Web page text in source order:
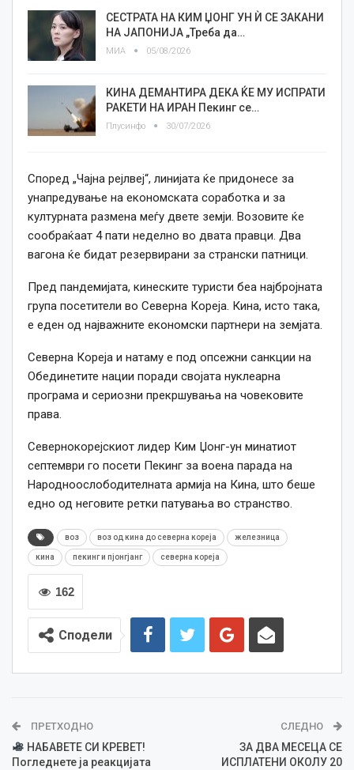
СЕСТРАТА НА КИМ ЏОНГ УН Ѝ СЕ ЗАКАНИ
НА ЈАПОНИЈА „Треба да…
МИА 05/08/2026
КИНА ДЕМАНТИРА ДЕКА ЌЕ МУ ИСПРАТИ
РАКЕТИ НА ИРАН Пекинг се…
Плусинфо 30/07/2026
Според „Чајна рејлвеј“, линијата ќе придонесе за
унапредување на економската соработка и за
културната размена меѓу двете земји. Возовите ќе
сообраќаат 4 пати неделно во двата правци. Два
вагона ќе бидат резервирани за странски патници.
Пред пандемијата, кинеските туристи беа најбројната
група посетители во Северна Кореја. Кина, исто така,
е еден од најважните економски партнери на земјата.
Северна Кореја и натаму е под опсежни санкции на
Обединетите нации поради својата нуклеарна
програма и сериозни прекршувања на човековите
права.
Севернокорејскиот лидер Ким Џонг-ун минатиот
септември го посети Пекинг за воена парада на
Народноослободителната армија на Кина, што беше
едно од неговите ретки патувања во странство.
воз воз од кина до северна кореја железница
кина пекинг и пјонгјанг северна кореја
162
Сподели
ПРЕТХОДНО
НАБАВЕТЕ СИ КРЕВЕТ!
Погледнете ја реакцијата
СЛЕДНО
ЗА ДВА МЕСЕЦА СЕ
ИСПЛАТЕНИ ОКОЛУ 20